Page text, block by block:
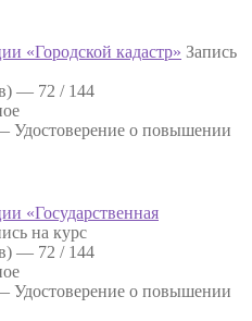
«Городской кадастр» Запись
— 72 / 144
Удостоверение о повышении
«Государственная
на курс
— 72 / 144
Удостоверение о повышении